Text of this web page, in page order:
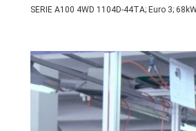
SERIE A100 4WD 1104D-44TA; Euro 3;